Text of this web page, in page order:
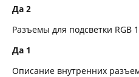
Да 2
Разъемы для подсветки RGB
Да 1
Описание внутренних